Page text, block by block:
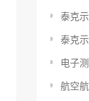
泰克
泰克
电子
航空航天